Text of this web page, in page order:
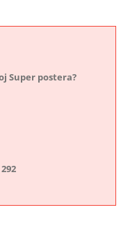
Super postera?
292